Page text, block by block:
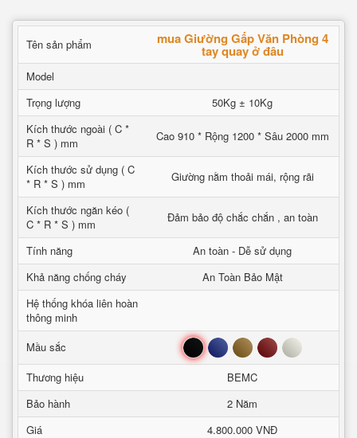
Tên sản phẩm mua Giường Gấp Văn Phòng 4
tay quay ở đâu
Model
Trọng lượng
50Kg ± 10Kg
Kích thước ngoài ( C *
R * S ) mm
Cao 910 * Rộng 1200 * Sâu 2000 mm
Kích thước sử dụng ( C
* R * S ) mm
Giường nằm thoải mái, rộng rãi
Kích thước ngăn kéo (
C * R * S ) mm
Đảm bảo độ chắc chắn , an toàn
Tính năng
An toàn - Dễ sử dụng
Khả năng chống cháy
An Toàn Bảo Mật
Hệ thống khóa liên hoàn
thông minh
Mầu sắc
Đen Xanh Nâu Đỏ Trắng
Thương hiệu
BEMC
Bảo hành
2 Năm
Giá
4.800.000 VNĐ